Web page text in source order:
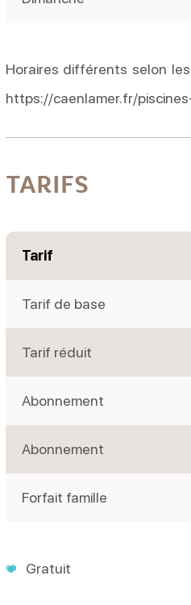
Horaires différents selon
https://caenlamer.fr/
TARIFS
Tarif
Tarif de base
Tarif réduit
Abonnement
Abonnement
Forfait famille
Gratuit